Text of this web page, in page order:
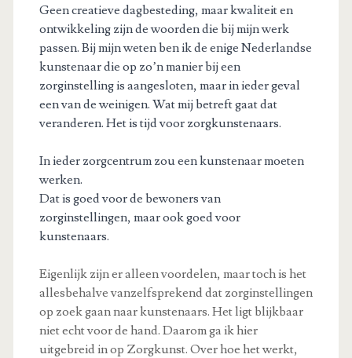
Geen creatieve dagbesteding, maar kwaliteit en
ontwikkeling zijn de woorden die bij mijn werk
passen. Bij mijn weten ben ik de enige Nederlandse
kunstenaar die op zo’n manier bij een
zorginstelling is aangesloten, maar in ieder geval
een van de weinigen. Wat mij betreft gaat dat
veranderen. Het is tijd voor zorgkunstenaars.
In ieder zorgcentrum zou een kunstenaar moeten
werken.
Dat is goed voor de bewoners van
zorginstellingen, maar ook goed voor
kunstenaars.
Eigenlijk zijn er alleen voordelen, maar toch is het
allesbehalve vanzelfsprekend dat zorginstellingen
op zoek gaan naar kunstenaars. Het ligt blijkbaar
niet echt voor de hand. Daarom ga ik hier
uitgebreid in op Zorgkunst. Over hoe het werkt,